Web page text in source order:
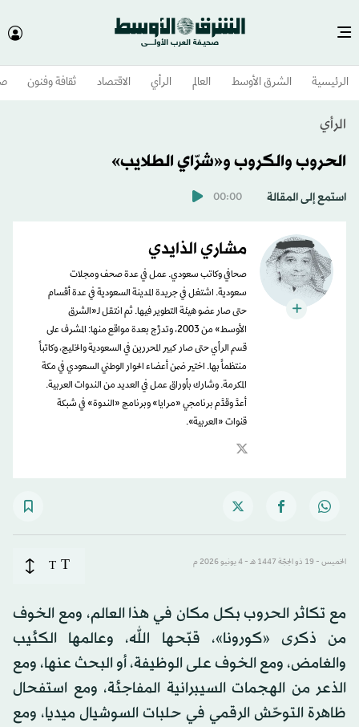
الرئيسية الشرق الأوسط​ العالم الرأي الاقتصاد ثقافة وفنون
الرأي
الحروب والكروب و«شرّاي الطلايب»
استمع إلى المقالة 00:00
مشاري الذايدي
صحافي وكاتب سعودي. عمل في عدة صحف ومجلات
سعودية. اشتغل في جريدة المدينة السعودية في عدة أقسام
حتى صار عضو هيئة التطوير فيها. ثم انتقل لـ«الشرق
الأوسط» من 2003، وتدرَّج بعدة مواقع منها: المشرف على
قسم الرأي حتى صار كبير المحررين في السعودية والخليج، وكاتباً
منتظماً بها. اختير ضمن أعضاء الحوار الوطني السعودي في مكة
المكرمة. وشارك بأوراق عمل في العديد من الندوات العربية.
أعدَّ وقدَّم برنامجي «مرايا» وبرنامج «الندوة» في شبكة
قنوات «العربية».
الخميس - 19 ذو الحِجّة 1447 هـ - 4 يونيو 2026 م T
T
مع تكاثر الحروب بكل مكان في هذا العالم، ومع الخوف
من ذكرى «كورونا»، قبّحها الله، وعالمها الكئيب
والغامض، ومع الخوف على الوظيفة، أو البحث عنها، ومع
الذعر من الهجمات السيبرانية المفاجئة، ومع استفحال
ظاهرة التوحّش الرقمي في حلبات السوشيال ميديا، ومع